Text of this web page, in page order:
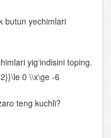
butun yechimlari
yig‘indisini toping.
0 \\x\ge -6
teng kuchli?